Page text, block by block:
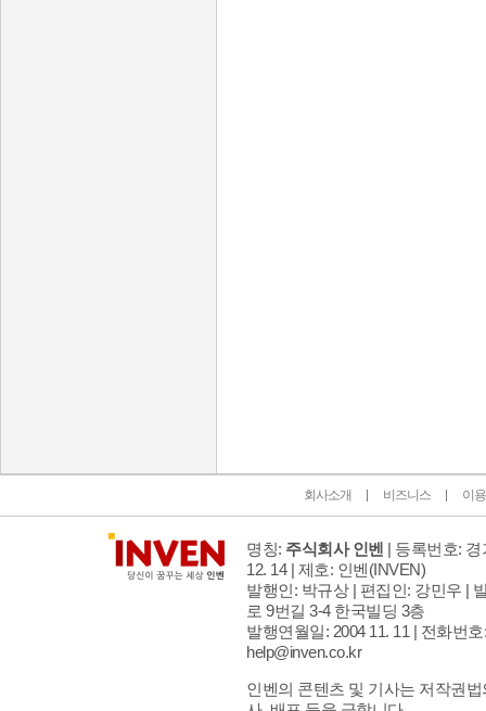
회사소개 비즈니스 이
명칭: 주식회사 인벤 | 등록번호:
12. 14 | 제호: 인벤(INVEN)
발행인: 박규상 | 편집인: 강민우 |
로 9번길 3-4 한국빌딩 3층
발행연월일: 2004 11. 11 | 전화번호
help@inven.co.kr
인벤의 콘텐츠 및 기사는 저작권